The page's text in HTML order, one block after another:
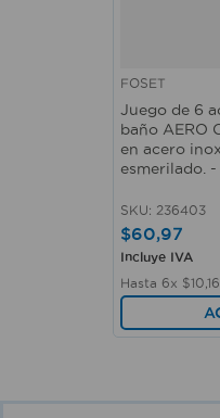
FOSET
Juego de 6
baño AERO
en acero
esmerilado. -
SKU: 236403
$60,97
Incluye IVA
Hasta 6x $10 16